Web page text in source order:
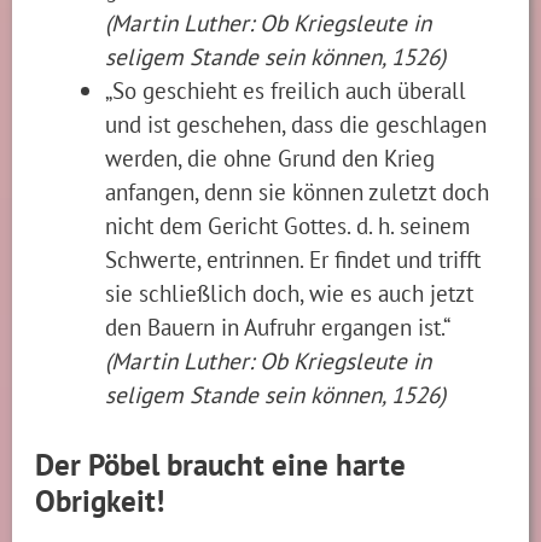
(Martin Luther: Ob Kriegsleute in
seligem Stande sein können, 1526)
„So geschieht es freilich auch überall
und ist geschehen, dass die geschlagen
werden, die ohne Grund den Krieg
anfangen, denn sie können zuletzt doch
nicht dem Gericht Gottes. d. h. seinem
Schwerte, entrinnen. Er findet und trifft
sie schließlich doch, wie es auch jetzt
den Bauern in Aufruhr ergangen ist.“
(Martin Luther: Ob Kriegsleute in
seligem Stande sein können, 1526)
Der Pöbel braucht eine harte
Obrigkeit!